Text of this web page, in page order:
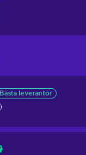
Bästa leverantör